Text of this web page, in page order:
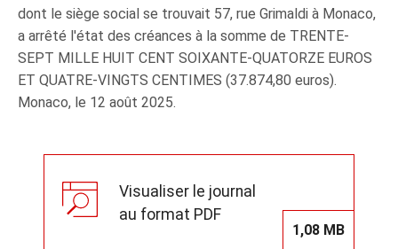
dont le siège social se trouvait 57, rue Grimaldi à Monaco,
a arrêté l'état des créances à la somme de TRENTE-
SEPT MILLE HUIT CENT SOIXANTE-QUATORZE EUROS
ET QUATRE-VINGTS CENTIMES (37.874,80 euros).
Monaco, le 12 août 2025.
Visualiser le journal
au format PDF
1,08 MB